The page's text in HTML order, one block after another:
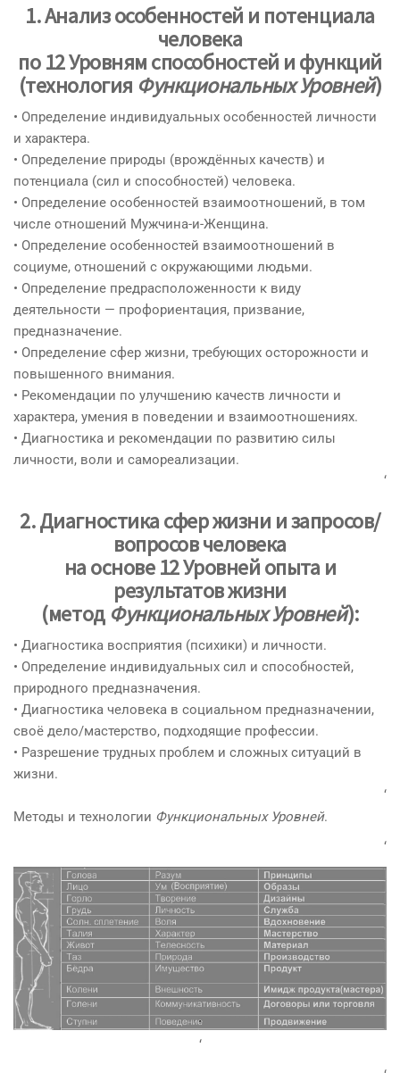
1. Анализ особенностей и потенциала
человека
по 12 Уровням способностей и функций
(технология Функциональных Уровней)
• Определение индивидуальных особенностей личности
и характера.
• Определение природы (врождённых качеств) и
потенциала (сил и способностей) человека.
• Определение особенностей взаимоотношений, в том
числе отношений Мужчина-и-Женщина.
• Определение особенностей взаимоотношений в
социуме, отношений с окружающими людьми.
• Определение предрасположенности к виду
деятельности — профориентация, призвание,
предназначение.
• Определение сфер жизни, требующих осторожности и
повышенного внимания.
• Рекомендации по улучшению качеств личности и
характера, умения в поведении и взаимоотношениях.
• Диагностика и рекомендации по развитию силы
личности, воли и самореализации.
‘
2. Диагностика сфер жизни и запросов/
вопросов человека
на основе 12 Уровней опыта и
результатов жизни
(метод Функциональных Уровней):
• Диагностика восприятия (психики) и личности.
• Определение индивидуальных сил и способностей,
природного предназначения.
• Диагностика человека в социальном предназначении,
своё дело/мастерство, подходящие профессии.
• Разрешение трудных проблем и сложных ситуаций в
жизни.
‘
Методы и технологии Функциональных Уровней.
‘
‘
‘